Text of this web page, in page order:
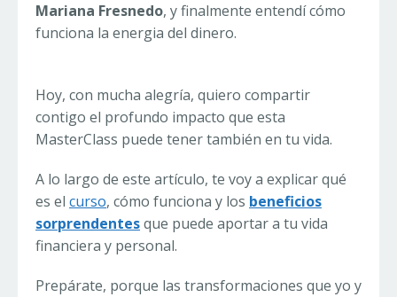
Mariana Fresnedo, y finalmente entendí cómo
funciona la energia del dinero.
Hoy, con mucha alegría, quiero compartir
contigo el profundo impacto que esta
MasterClass puede tener también en tu vida.
A lo largo de este artículo, te voy a explicar qué
es el curso, cómo funciona y los beneficios
sorprendentesque puede aportar a tu vida
financiera y personal.
Prepárate, porque las transformaciones que yo y